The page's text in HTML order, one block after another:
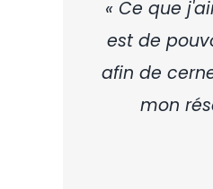
« Ce que
est de
afin de
mon